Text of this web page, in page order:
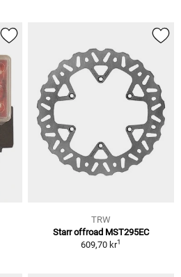
TRW
Starr offroad MST295EC
609,70 kr1